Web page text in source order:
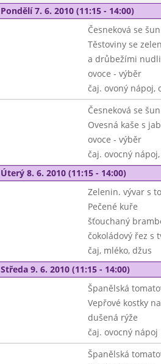
Pondělí 7. 6. 2010 (11:15 - 14:00)
Česneková se
Těstoviny se
a drůbežími
ovoce - výběr
čaj. ovoný nápoj,
Česneková se
Ovesná kaše s
ovoce - výběr
čaj. ovocný
Úterý 8. 6. 2010 (11:15 - 14:00)
Zelenin. vývar s
Pečené kuře
šťouchaný
čokoládový řez s
čaj, mléko, džus
Středa 9. 6. 2010 (11:15 - 14:00)
Španělská
Vepřové kostky
dušená rýže
čaj. ovocný nápoj
Španělská